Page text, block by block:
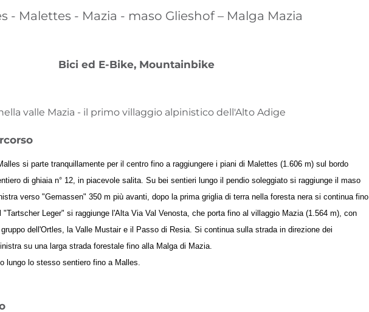
- Malettes - Mazia - maso Glieshof – Malga Mazia
Bici ed E-Bike, Mountainbike
valle Mazia - il primo villaggio alpinistico dell'Alto Adige
si parte tranquillamente per il centro fino a raggiungere i piani di Malettes (1.606 m) sul bordo
di ghiaia n° 12, in piacevole salita. Su bei sentieri lungo il pendio soleggiato si raggiunge il maso
verso "Gemassen" 350 m più avanti, dopo la prima griglia di terra nella foresta nera si continua fino
Leger" si raggiunge l'Alta Via Val Venosta, che porta fino al villaggio Mazia (1.564 m), con
dell'Ortles, la Valle Mustair e il Passo di Resia. Si continua sulla strada in direzione dei
su una larga strada forestale fino alla Malga di Mazia.
lungo lo stesso sentiero fino a Malles.